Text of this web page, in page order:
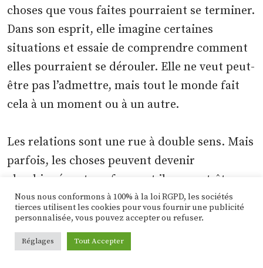
choses que vous faites pourraient se terminer.
Dans son esprit, elle imagine certaines
situations et essaie de comprendre comment
elles pourraient se dérouler. Elle ne veut peut-
être pas l’admettre, mais tout le monde fait
cela à un moment ou à un autre.
Les relations sont une rue à double sens. Mais
parfois, les choses peuvent devenir
alambiquées et confuses, et il y a peut-être
une faille quelque part.
Solution :Si votre petite amie ne se sent pas
toujours en sécurité par rapport à ce que vous
Nous nous conformons à 100% à la loi RGPD, les sociétés
tierces utilisent les cookies pour vous fournir une publicité
personnalisée, vous pouvez accepter ou refuser.
Réglages Tout Accepter